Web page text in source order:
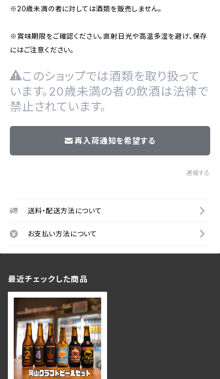
※20歳未満の者に対しては酒類を販売しません。
※賞味期限をご確認ください。直射日光や高温多湿を避け、保存
にはご注意ください。
このショップでは酒類を取り扱って
います。20歳未満の者の飲酒は法律で
禁止されています。
再入荷通知を希望する
通報する
送料・配送方法について
お支払い方法について
最近チェックした商品